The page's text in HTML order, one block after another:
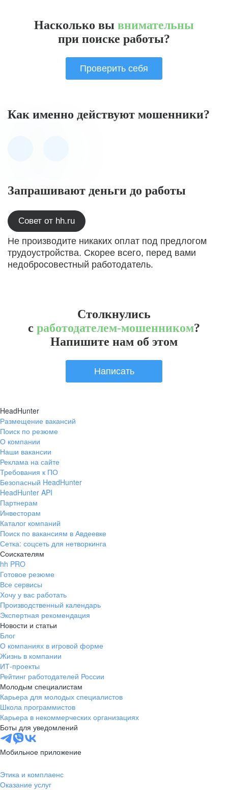
Насколько вы внимательны
при поиске работы?
Проверить себя
Как именно действуют мошенники?
Запрашивают деньги до работы
Совет от hh.ru
Не производите никаких оплат под предлогом
трудоустройства. Скорее всего, перед вами
недобросовестный работодатель.
Столкнулись
с работодателем-мошенником?
Напишите нам об этом
Написать
HeadHunter
Размещение вакансий
Поиск по резюме
О компании
Наши вакансии
Реклама на сайте
Требования к ПО
Безопасный HeadHunter
HeadHunter API
Партнерам
Инвесторам
Каталог компаний
Поиск по вакансиям в Авдеевке
Сетка: соцсеть для нетворкинга
Соискателям
hh PRO
Готовое резюме
Все сервисы
Хочу у вас работать
Производственный календарь
Экспертная рекомендация
Новости и статьи
Блог
О компаниях в игровой форме
Жизнь в компании
ИТ-проекты
Рейтинг работодателей России
Молодым специалистам
Карьера для молодых специалистов
Школа программистов
Карьера в некоммерческих организациях
Боты для уведомлений
Мобильное приложение
Этика и комплаенс
Оказание услуг